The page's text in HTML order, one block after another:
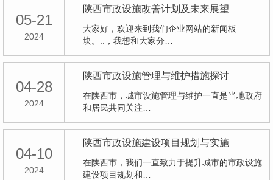
05-21
2024
陕西市政设施改善计划及未来展望
大家好，欢迎来到我们企业网站的新闻板
块。..，我想和大家分…
04-28
2024
陕西市政设施管理与维护措施探讨
在陕西市，城市设施管理与维护一直是当地政府
和居民共同关注…
04-10
2024
陕西市政设施建设项目规划与实施
在陕西市，我们一直致力于提升城市的市政设施
建设项目规划和…